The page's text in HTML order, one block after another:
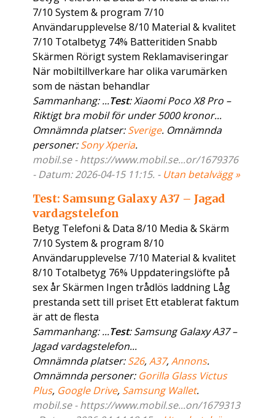
7/10 System & program 7/10
Användarupplevelse 8/10 Material & kvalitet
7/10 Totalbetyg 74% Batteritiden Snabb
Skärmen Rörigt system Reklamaviseringar
När mobiltillverkare har olika varumärken
som de nästan behandlar
Sammanhang: ...Test: Xiaomi Poco X8 Pro –
Riktigt bra mobil för under 5000 kronor...
Omnämnda platser:Sverige. Omnämnda
personer:Sony Xperia.
mobil.se - https://www.mobil.se...or/1679376
- Datum: 2026-04-15 11:15. - Utan betalvägg »
Test: Samsung Galaxy A37 – Jagad
vardagstelefon
Betyg Telefoni & Data 8/10 Media & Skärm
7/10 System & program 8/10
Användarupplevelse 7/10 Material & kvalitet
8/10 Totalbetyg 76% Uppdateringslöfte på
sex år Skärmen Ingen trådlös laddning Låg
prestanda sett till priset Ett etablerat faktum
är att de flesta
Sammanhang: ...Test: Samsung Galaxy A37 –
Jagad vardagstelefon...
Omnämnda platser:S26,A37,Annons.
Omnämnda personer: Gorilla Glass Victus
Plus, Google Drive, Samsung Wallet.
mobil.se - https://www.mobil.se...on/1679313